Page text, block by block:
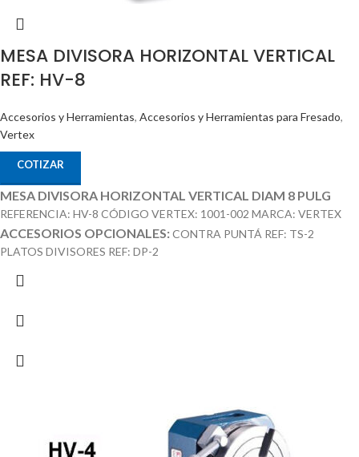
MESA DIVISORA HORIZONTAL VERTICAL
REF: HV-8
Accesorios y Herramientas, Accesorios y Herramientas para Fresado,
Vertex
COTIZAR
MESA DIVISORA HORIZONTAL VERTICAL DIAM 8 PULG
REFERENCIA: HV-8 CÓDIGO VERTEX: 1001-002 MARCA: VERTEX
ACCESORIOS OPCIONALES:CONTRA PUNTÁ REF: TS-2
PLATOS DIVISORES REF: DP-2